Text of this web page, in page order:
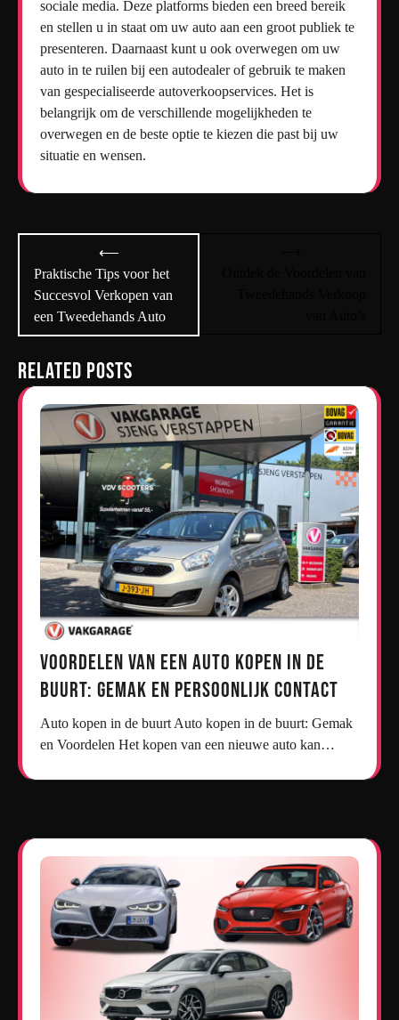
sociale media. Deze platforms bieden een breed bereik
en stellen u in staat om uw auto aan een groot publiek te
presenteren. Daarnaast kunt u ook overwegen om uw
auto in te ruilen bij een autodealer of gebruik te maken
van gespecialiseerde autoverkoopservices. Het is
belangrijk om de verschillende mogelijkheden te
overwegen en de beste optie te kiezen die past bij uw
situatie en wensen.
navigatie
⟵
Praktische Tips voor het
Succesvol Verkopen van
een Tweedehands Auto
Related Posts
Voordelen van een Auto Kopen in de
Buurt: Gemak en Persoonlijk Contact
Auto kopen in de buurt Auto kopen in de buurt: Gemak
en Voordelen Het kopen van een nieuwe auto kan…